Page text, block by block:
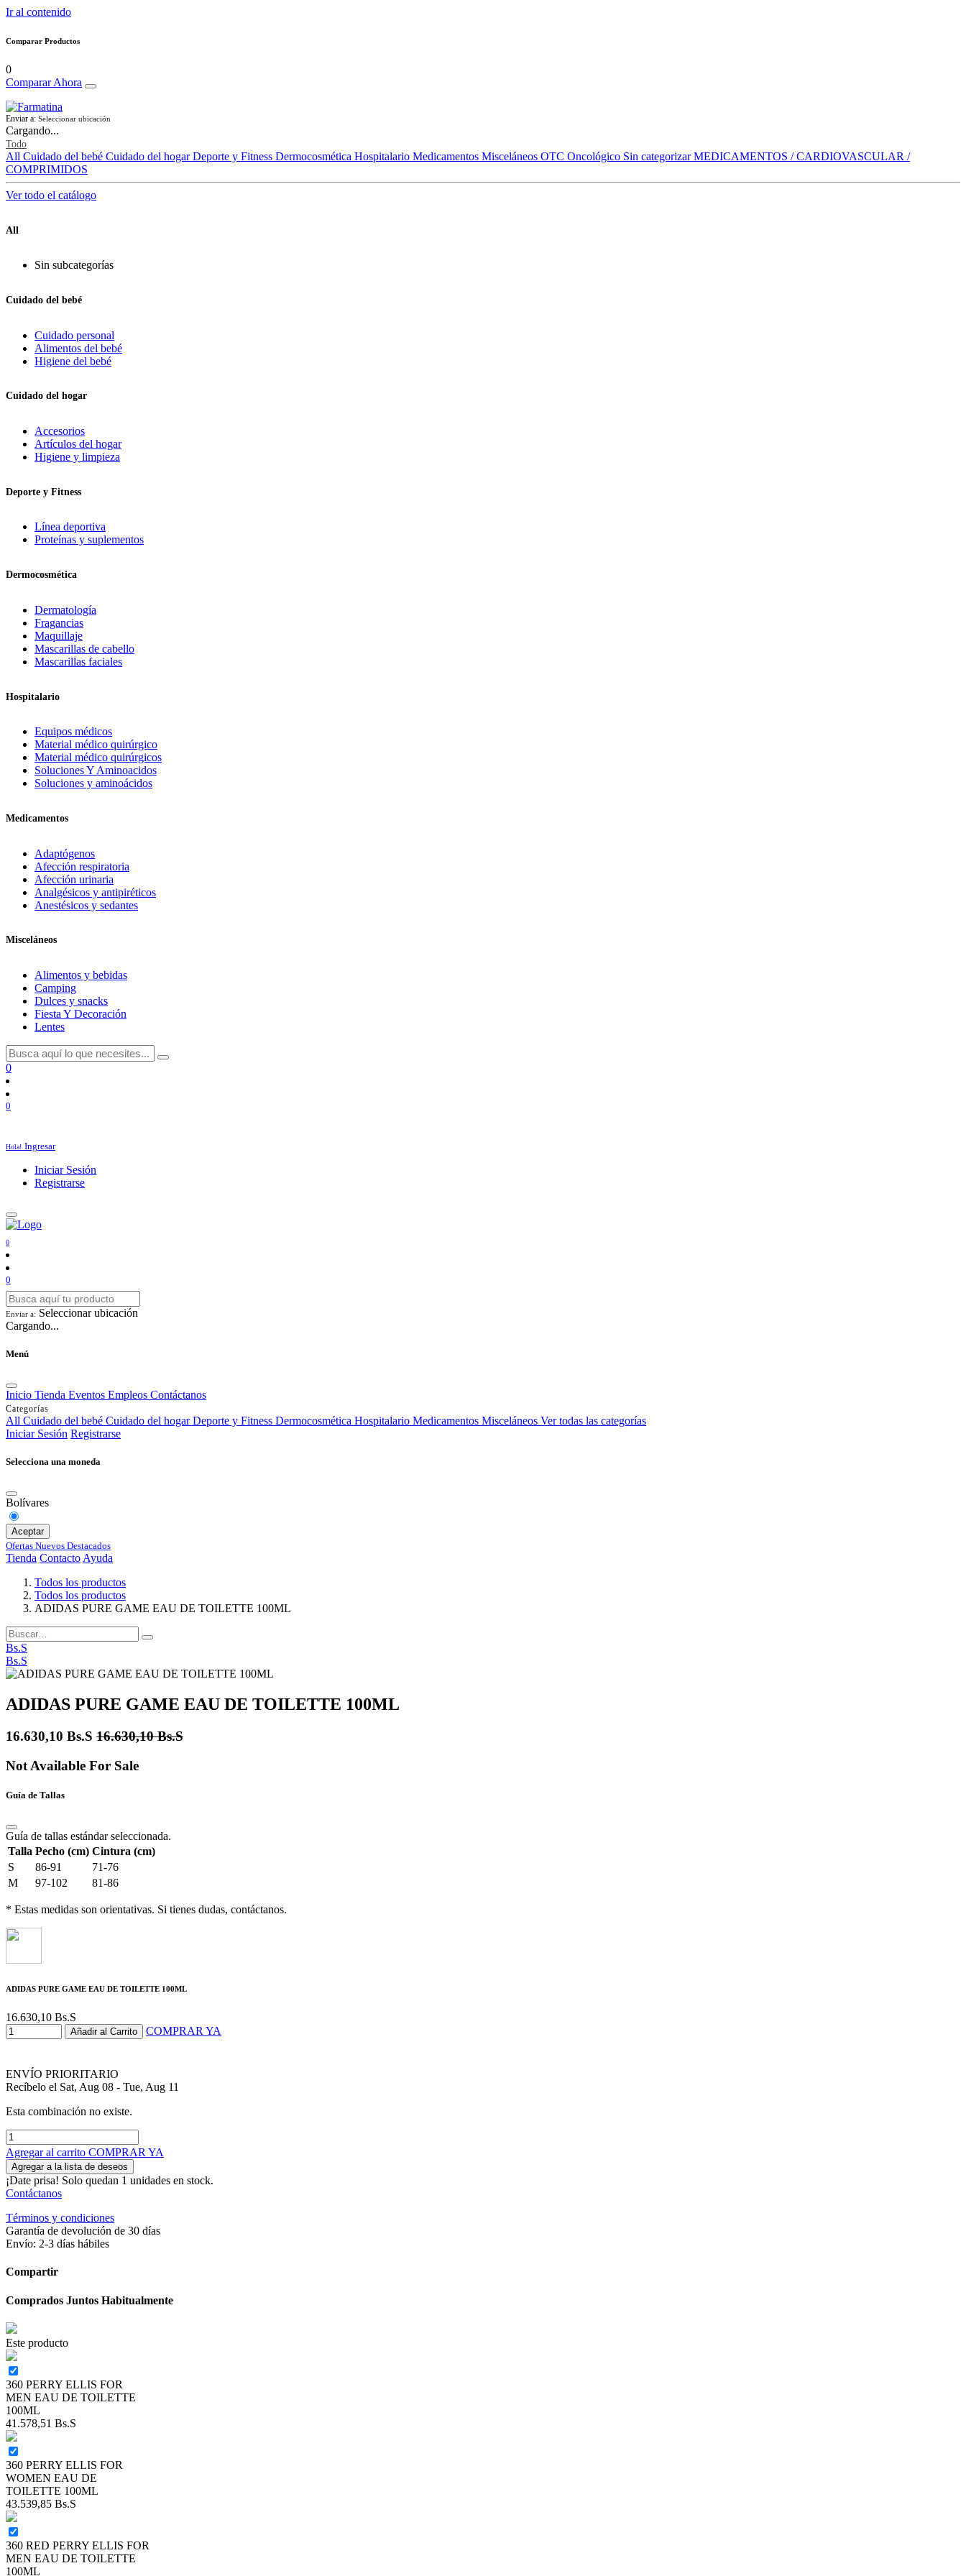
Ir al contenido
Comparar Productos
0
Comparar Ahora
Enviar a: Seleccionar ubicación
Cargando...
Todo
All Cuidado del bebé Cuidado del hogar Deporte y Fitness Dermocosmética Hospitalario Medicamentos Misceláneos OTC Oncológico Sin categorizar MEDICAMENTOS / CARDIOVASCULAR /
COMPRIMIDOS
Ver todo el catálogo
All
Sin subcategorías
Cuidado del bebé
Cuidado personal
Alimentos del bebé
Higiene del bebé
Cuidado del hogar
Accesorios
Artículos del hogar
Higiene y limpieza
Deporte y Fitness
Línea deportiva
Proteínas y suplementos
Dermocosmética
Dermatología
Fragancias
Maquillaje
Mascarillas de cabello
Mascarillas faciales
Hospitalario
Equipos médicos
Material médico quirúrgico
Material médico quirúrgicos
Soluciones Y Aminoacidos
Soluciones y aminoácidos
Medicamentos
Adaptógenos
Afección respiratoria
Afección urinaria
Analgésicos y antipiréticos
Anestésicos y sedantes
Misceláneos
Alimentos y bebidas
Camping
Dulces y snacks
Fiesta Y Decoración
Lentes
0
0
Hola! Ingresar
Iniciar Sesión
Registrarse
0
0
Enviar a: Seleccionar ubicación
Cargando...
Menú
Inicio Tienda Eventos Empleos Contáctanos
Categorías
All Cuidado del bebé Cuidado del hogar Deporte y Fitness Dermocosmética Hospitalario Medicamentos Misceláneos Ver todas las categorías
Iniciar Sesión Registrarse
Selecciona una moneda
Bolívares
Aceptar
Ofertas Nuevos Destacados
Tienda Contacto Ayuda
Todos los productos
Todos los productos
ADIDAS PURE GAME EAU DE TOILETTE 100ML
Bs.S
Bs.S
ADIDAS PURE GAME EAU DE TOILETTE 100ML
16.630,10 Bs.S 16.630,10Bs.S
Not Available For Sale
Guía de Tallas
Guía de tallas estándar seleccionada.
Talla Pecho (cm) Cintura (cm)
S
86-91
71-76
M
97-102 81-86
* Estas medidas son orientativas. Si tienes dudas, contáctanos.
ADIDAS PURE GAME EAU DE TOILETTE 100ML
16.630,10 Bs.S
Añadir al Carrito COMPRAR YA
ENVÍO PRIORITARIO
Recíbelo el Sat, Aug 08 - Tue, Aug 11
Esta combinación no existe.
Agregar al carrito COMPRAR YA
Agregar a la lista de deseos
¡Date prisa! Solo quedan 1 unidades en stock.
Contáctanos
Términos y condiciones
Garantía de devolución de 30 días
Envío: 2-3 días hábiles
Compartir
Comprados Juntos Habitualmente
Este producto
360 PERRY ELLIS FOR
MEN EAU DE TOILETTE
100ML
41.578,51 Bs.S
360 PERRY ELLIS FOR
WOMEN EAU DE
TOILETTE 100ML
43.539,85 Bs.S
360 RED PERRY ELLIS FOR
MEN EAU DE TOILETTE
100ML